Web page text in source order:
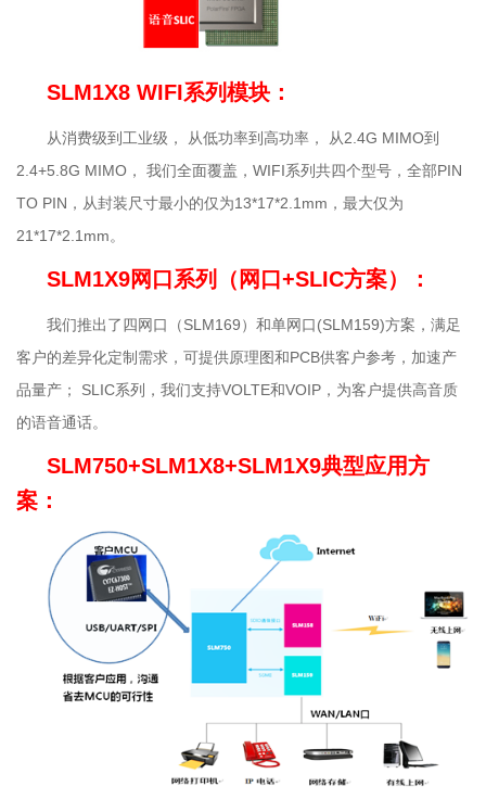
SLM1X8 WIFI系列模块：
从消费级到工业级， 从低功率到高功率， 从2.4G MIMO到
2.4+5.8G MIMO， 我们全面覆盖，WIFI系列共四个型号，全部PIN
TO PIN，从封装尺寸最小的仅为13*17*2.1mm，最大仅为
21*17*2.1mm。
SLM1X9网口系列（网口+SLIC方案）：
我们推出了四网口（SLM169）和单网口(SLM159)方案，满足
客户的差异化定制需求，可提供原理图和PCB供客户参考，加速产
品量产； SLIC系列，我们支持VOLTE和VOIP，为客户提供高音质
的语音通话。
SLM750+SLM1X8+SLM1X9典型应用方
案：